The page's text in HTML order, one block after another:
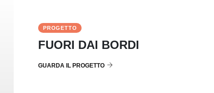
PROGETTO
FUORI DAI BORDI
GUARDA IL PROGETTO